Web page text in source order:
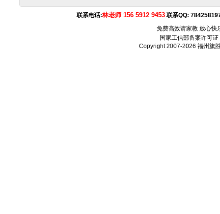
联系电话:林老师 156 5912 9453 联系QQ:
免费高效请家教 放心快
国家工信部备案许可证
Copyright 2007-2026 福州旗